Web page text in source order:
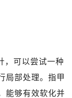
，可以尝试一种
局部处理。指甲
能够有效软化并